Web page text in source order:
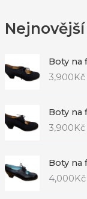
Boty na
3,900Kč
Boty na
3,900Kč
Boty na
4,000Kč